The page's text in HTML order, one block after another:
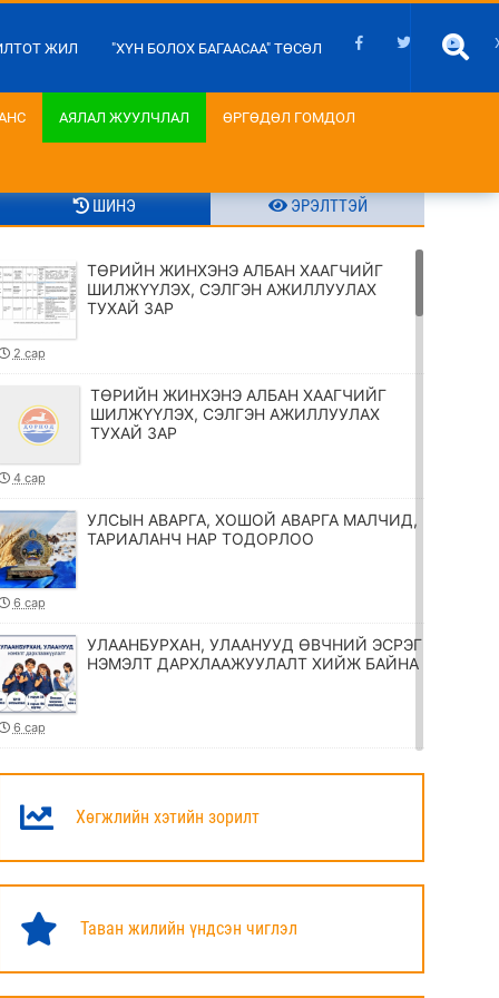
ЖИЛ "ХҮН БОЛОХ БАГААСАА" ТӨСӨЛ
АЯЛАЛ ЖУУЛЧЛАЛ ӨРГӨДӨЛ ГОМДОЛ
ШИНЭ ЭРЭЛТТЭЙ
ТӨРИЙН ЖИНХЭНЭ АЛБАН ХААГЧИЙГ
ШИЛЖҮҮЛЭХ, СЭЛГЭН АЖИЛЛУУЛАХ
ТУХАЙ ЗАР
2 сар
ТӨРИЙН ЖИНХЭНЭ АЛБАН ХААГЧИЙГ
ШИЛЖҮҮЛЭХ, СЭЛГЭН АЖИЛЛУУЛАХ
ТУХАЙ ЗАР
4 сар
УЛСЫН АВАРГА, ХОШОЙ АВАРГА МАЛЧИД,
ТАРИАЛАНЧ НАР ТОДОРЛОО
6 сар
УЛААНБУРХАН, УЛААНУУД ӨВЧНИЙ ЭСРЭГ
НЭМЭЛТ ДАРХЛААЖУУЛАЛТ ХИЙЖ БАЙНА
6 сар
ТӨРИЙН ЖИНХЭНЭ АЛБАН ХААГЧИЙГ
ТУХАЙ ЗАР
ХӨШӨӨНД ЦЭЦЭГ ӨРГӨЛӨӨ
6 сар
Хөгжлийн хэтийн зорилт
Таван жилийн үндсэн чиглэл